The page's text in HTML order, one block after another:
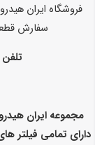
فروشگاه ایران
سفارش
مجموعه ایران
دارای تمامی فیلتر